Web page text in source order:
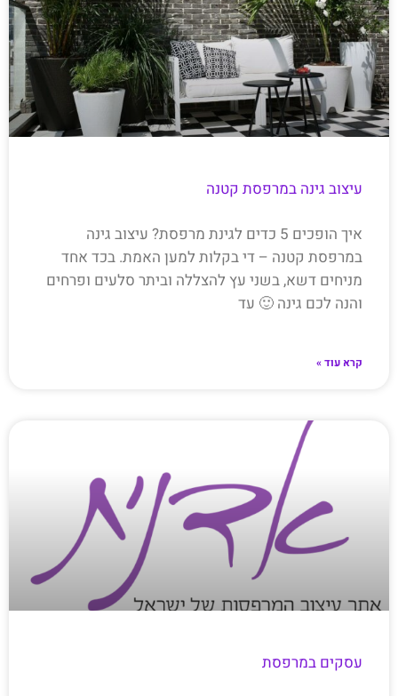
עיצוב גינה במרפסת קטנה
איך הופכים 5 כדים לגינת מרפסת? עיצוב גינה
במרפסת קטנה – די בקלות למען האמת. בכד אחד
מניחים דשא, בשני עץ להצללה וביתר סלעים ופרחים
והנה לכם גינה 🙂 עד
קרא עוד »
עסקים במרפסת